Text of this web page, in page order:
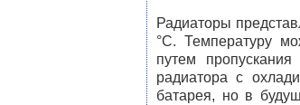
Радиаторы
°C. Температуру
путем
радиатора с
батарея, но в